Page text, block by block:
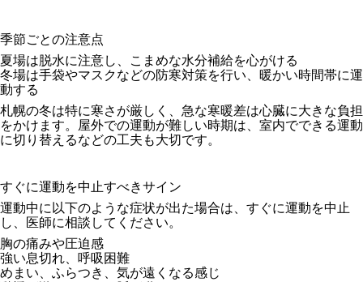
季節ごとの注意点
夏場は脱水に注意し、こまめな水分補給を心がける
冬場は手袋やマスクなどの防寒対策を行い、暖かい時間帯に運
動する
札幌の冬は特に寒さが厳しく、急な寒暖差は心臓に大きな負担
をかけます。屋外での運動が難しい時期は、室内でできる運動
に切り替えるなどの工夫も大切です。
すぐに運動を中止すべきサイン
運動中に以下のような症状が出た場合は、すぐに運動を中止
し、医師に相談してください。
胸の痛みや圧迫感
強い息切れ、呼吸困難
めまい、ふらつき、気が遠くなる感じ